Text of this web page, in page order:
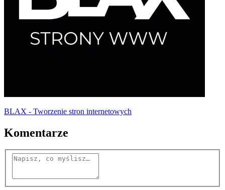
BLAX - Tworzenie stron internetowych
Komentarze